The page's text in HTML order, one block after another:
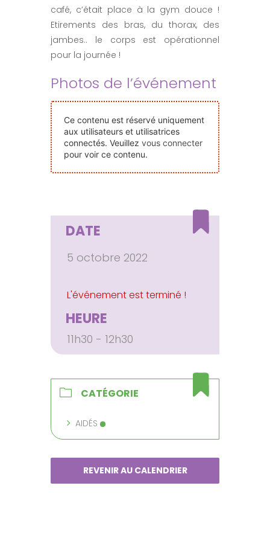
Nos Événements
Nous Contacter
Devenir Bénévole
Faire Un Don
Connexion-membre
café, c’était place à la gym douce !
Etirements des bras, du thorax, des
jambes.. le corps est opérationnel
pour la journée !
Photos de l’événement
Ce contenu est réservé uniquement
aux utilisateurs et utilisatrices
connectés. Veuillez vous connecter
pour voir ce contenu.
DATE
5 octobre 2022
HEURE
11h30 - 12h30
CATÉGORIE
AIDÉS
REVENIR AU CALENDRIER